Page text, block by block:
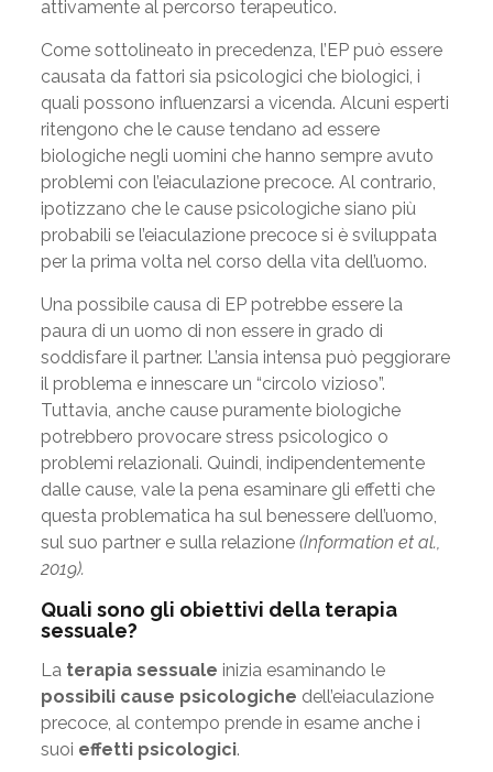
attivamente al percorso terapeutico.
Come sottolineato in precedenza, l’EP può essere
causata da fattori sia psicologici che biologici, i
quali possono influenzarsi a vicenda. Alcuni esperti
ritengono che le cause tendano ad essere
biologiche negli uomini che hanno sempre avuto
problemi con l’eiaculazione precoce. Al contrario,
ipotizzano che le cause psicologiche siano più
probabili se l’eiaculazione precoce si è sviluppata
per la prima volta nel corso della vita dell’uomo.
Una possibile causa di EP potrebbe essere la
paura di un uomo di non essere in grado di
soddisfare il partner. L’ansia intensa può peggiorare
il problema e innescare un “circolo vizioso”.
Tuttavia, anche cause puramente biologiche
potrebbero provocare stress psicologico o
problemi relazionali. Quindi, indipendentemente
dalle cause, vale la pena esaminare gli effetti che
questa problematica ha sul benessere dell’uomo,
sul suo partner e sulla relazione (Information et al.,
2019).
Quali sono gli obiettivi della terapia
sessuale?
La terapia sessuale inizia esaminando le
possibili cause psicologiche dell’eiaculazione
precoce, al contempo prende in esame anche i
suoi effetti psicologici.